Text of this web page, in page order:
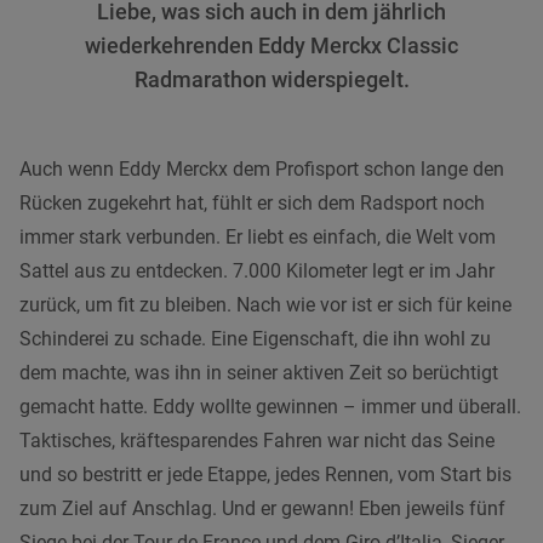
Liebe, was sich auch in dem jährlich
wiederkehrenden Eddy Merckx Classic
Radmarathon widerspiegelt.
Auch wenn Eddy Merckx dem Profisport schon lange den
Rücken zugekehrt hat, fühlt er sich dem Radsport noch
immer stark verbunden. Er liebt es einfach, die Welt vom
Sattel aus zu entdecken. 7.000 Kilometer legt er im Jahr
zurück, um fit zu bleiben. Nach wie vor ist er sich für keine
Schinderei zu schade. Eine Eigenschaft, die ihn wohl zu
dem machte, was ihn in seiner aktiven Zeit so berüchtigt
gemacht hatte. Eddy wollte gewinnen – immer und überall.
Taktisches, kräftesparendes Fahren war nicht das Seine
und so bestritt er jede Etappe, jedes Rennen, vom Start bis
zum Ziel auf Anschlag. Und er gewann! Eben jeweils fünf